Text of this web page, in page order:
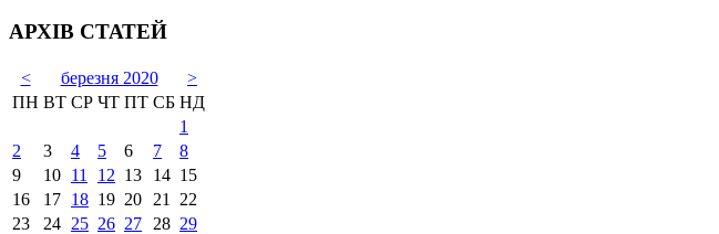
АРХІВ СТАТЕЙ
< березня 2020
>
ПН ВТ СР ЧТ ПТ СБ НД
1
2
3 4 5 6 7
8
9
10 11 12 13 14 15
16
17 18 19 20 21
22
23
24 25 26 27 28 29